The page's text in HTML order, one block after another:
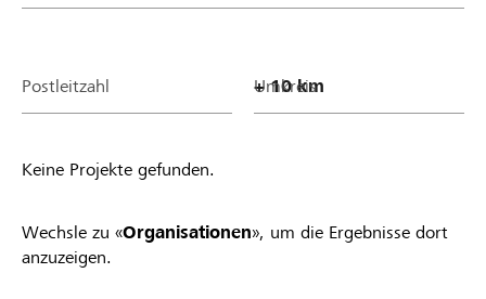
Postleitzahl Umkreis
Keine Projekte gefunden.
Wechsle zu «Organisationen», um die Ergebnisse dort
anzuzeigen.